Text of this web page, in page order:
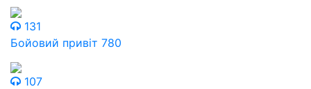
131
Бойовий привіт 780
107